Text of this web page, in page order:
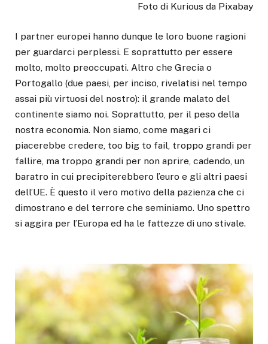
Foto di Kurious da Pixabay
I partner europei hanno dunque le loro buone ragioni
per guardarci perplessi. E soprattutto per essere
molto, molto preoccupati. Altro che Grecia o
Portogallo (due paesi, per inciso, rivelatisi nel tempo
assai più virtuosi del nostro): il grande malato del
continente siamo noi. Soprattutto, per il peso della
nostra economia. Non siamo, come magari ci
piacerebbe credere, too big to fail, troppo grandi per
fallire, ma troppo grandi per non aprire, cadendo, un
baratro in cui precipiterebbero l’euro e gli altri paesi
dell’UE. È questo il vero motivo della pazienza che ci
dimostrano e del terrore che seminiamo. Uno spettro
si aggira per l’Europa ed ha le fattezze di uno stivale.